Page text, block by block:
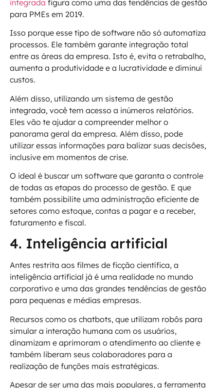
integrada figura como uma das tendências de gestão
para PMEs em 2019.
Isso porque esse tipo de software não só automatiza
processos. Ele também garante integração total
entre as áreas da empresa. Isto é, evita o retrabalho,
aumenta a produtividade e a lucratividade e diminui
custos.
Além disso, utilizando um sistema de gestão
integrada, você tem acesso a inúmeros relatórios.
Eles vão te ajudar a compreender melhor o
panorama geral da empresa. Além disso, pode
utilizar essas informações para balizar suas decisões,
inclusive em momentos de crise.
O ideal é buscar um software que garanta o controle
de todas as etapas do processo de gestão. E que
também possibilite uma administração eficiente de
setores como estoque, contas a pagar e a receber,
faturamento e fiscal.
4. Inteligência artificial
Antes restrita aos filmes de ficção científica, a
inteligência artificial já é uma realidade no mundo
corporativo e uma das grandes tendências de gestão
para pequenas e médias empresas.
Recursos como os chatbots, que utilizam robôs para
simular a interação humana com os usuários,
dinamizam e aprimoram o atendimento ao cliente e
também liberam seus colaboradores para a
realização de funções mais estratégicas.
Apesar de ser uma das mais populares, a ferramenta